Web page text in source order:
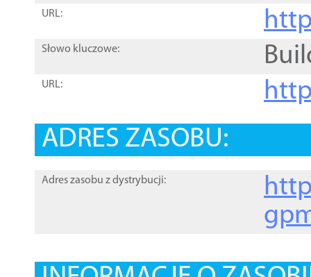
URL:
Słowo kluczowe:
URL:
ADRES ZASOBU:
Adres zasobu z dystrybucji: